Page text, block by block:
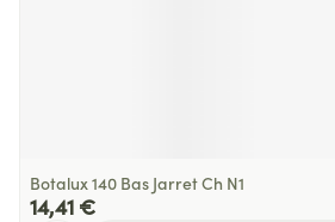
Botalux 140 Bas Jarret Ch N1
14,41 €